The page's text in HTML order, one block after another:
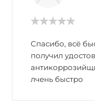
Спасибо, всё
получил
лчень быстро